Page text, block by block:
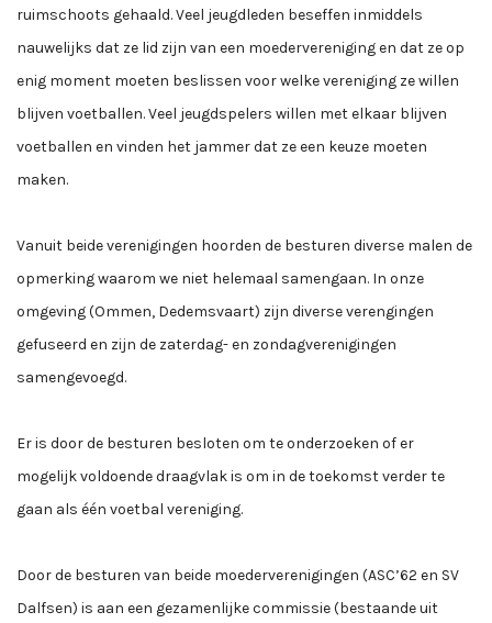
ruimschoots gehaald. Veel jeugdleden beseffen inmiddels
nauwelijks dat ze lid zijn van een moedervereniging en dat ze op
enig moment moeten beslissen voor welke vereniging ze willen
blijven voetballen. Veel jeugdspelers willen met elkaar blijven
voetballen en vinden het jammer dat ze een keuze moeten
maken.
Vanuit beide verenigingen hoorden de besturen diverse malen de
opmerking waarom we niet helemaal samengaan. In onze
omgeving (Ommen, Dedemsvaart) zijn diverse verengingen
gefuseerd en zijn de zaterdag- en zondagverenigingen
samengevoegd.
Er is door de besturen besloten om te onderzoeken of er
mogelijk voldoende draagvlak is om in de toekomst verder te
gaan als één voetbal vereniging.
Door de besturen van beide moederverenigingen (ASC’62 en SV
Dalfsen) is aan een gezamenlijke commissie (bestaande uit